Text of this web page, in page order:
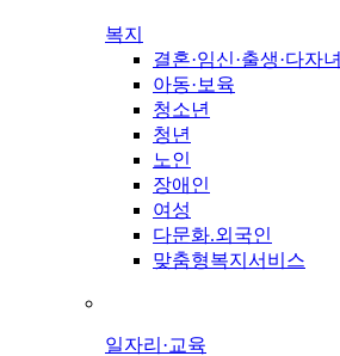
복지
결혼·임신·출생·다자녀
아동·보육
청소년
청년
노인
장애인
여성
다문화.외국인
맞춤형복지서비스
일자리·교육